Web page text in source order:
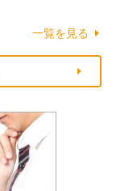
一覧を見る